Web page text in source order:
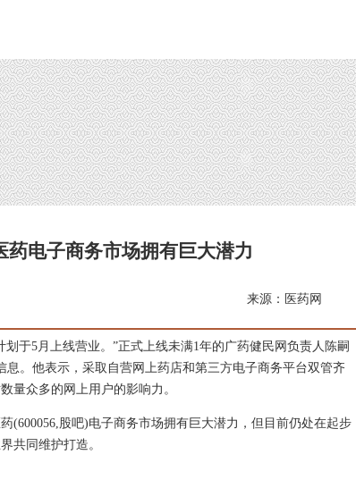
药电子商务市场拥有巨大潜力
来源：医药网
5月上线营业。”正式上线未满1年的广药健民网负责人陈嗣
息。他表示，采取自营网上药店和第三方电子商务平台双管齐
量众多的网上用户的影响力。
股吧)电子商务市场拥有巨大潜力，但目前仍处在起步
共同维护打造。